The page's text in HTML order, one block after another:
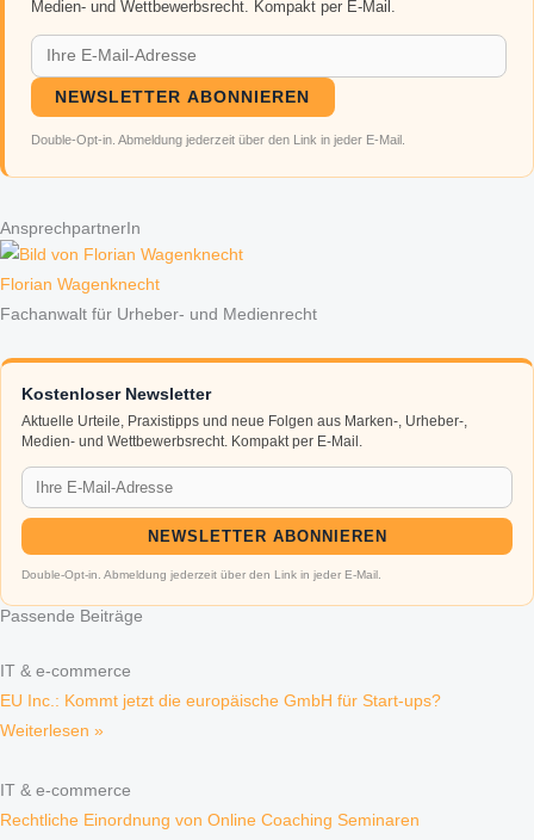
Medien- und Wettbewerbsrecht. Kompakt per E-Mail.
NEWSLETTER ABONNIEREN
Double-Opt-in. Abmeldung jederzeit über den Link in jeder E-Mail.
AnsprechpartnerIn
Florian Wagenknecht
Fachanwalt für Urheber- und Medienrecht
Kostenloser Newsletter
Aktuelle Urteile, Praxistipps und neue Folgen aus Marken-, Urheber-,
Medien- und Wettbewerbsrecht. Kompakt per E-Mail.
NEWSLETTER ABONNIEREN
Double-Opt-in. Abmeldung jederzeit über den Link in jeder E-Mail.
Passende Beiträge
IT & e-commerce
EU Inc.: Kommt jetzt die europäische GmbH für Start-ups?
Weiterlesen »
IT & e-commerce
Rechtliche Einordnung von Online Coaching Seminaren